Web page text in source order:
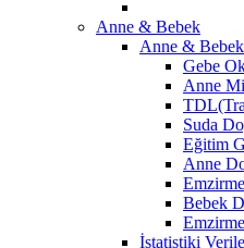
Anne & Bebek
Anne &
Gebe
Anne
Suda
Eğitim
Anne
Bebek
İstatistiki